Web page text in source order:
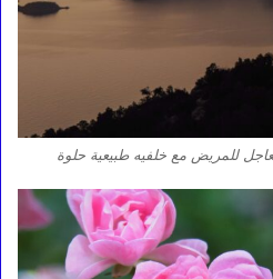
للمريض مع خلفيه طبيعية حلوة